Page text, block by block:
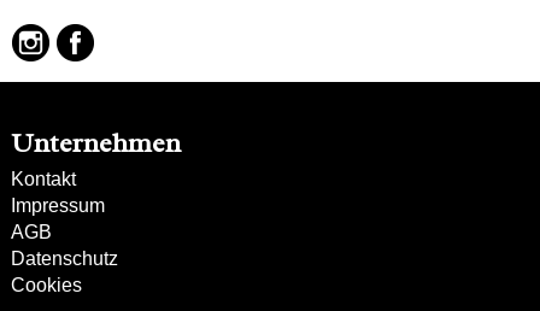
Unternehmen
Kontakt
Impressum
AGB
Datenschutz
Cookies